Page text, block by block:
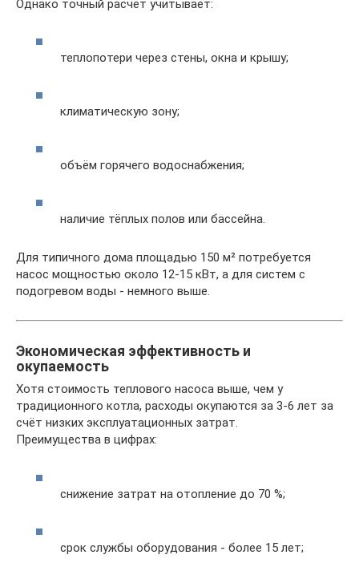
Однако точный расчёт учитывает:
теплопотери через стены, окна и крышу;
климатическую зону;
объём горячего водоснабжения;
наличие тёплых полов или бассейна.
Для типичного дома площадью 150 м² потребуется
насос мощностью около 12-15 кВт, а для систем с
подогревом воды - немного выше.
Экономическая эффективность и
окупаемость
Хотя стоимость теплового насоса выше, чем у
традиционного котла, расходы окупаются за 3-6 лет за
счёт низких эксплуатационных затрат.
Преимущества в цифрах:
снижение затрат на отопление до 70 %;
срок службы оборудования - более 15 лет;